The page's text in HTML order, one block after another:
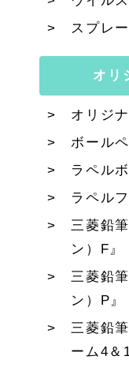
スプレ
オリ
オリジ
ボール
ラペル
ラペル
三菱鉛
ン）F』
三菱鉛
ン）P』
三菱鉛
ーム4＆1